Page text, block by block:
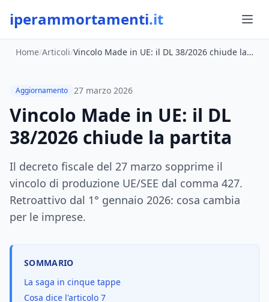
iperammortamenti.it
Home/Articoli/ Vincolo Made in UE: il DL 38/2026 chiude la partita
Aggiornamento 27 marzo 2026
Vincolo Made in UE: il DL
38/2026 chiude la partita
Il decreto fiscale del 27 marzo sopprime il
vincolo di produzione UE/SEE dal comma 427.
Retroattivo dal 1° gennaio 2026: cosa cambia
per le imprese.
SOMMARIO
La saga in cinque tappe
Cosa dice l'articolo 7